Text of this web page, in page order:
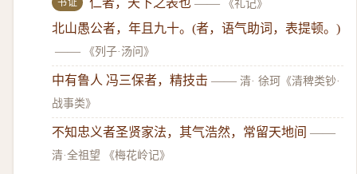
仁者，天下之表也 —— 《礼记》
北山愚公者，年且九十。(者，语气助词，表提顿。)
——
《列子·汤问》
中有鲁人 冯三保者，精技击 —— 清· 徐珂《清稗类钞·
战事类》
不知忠义者圣贤家法，其气浩然，常留天地间 ——
清·全祖望 《梅花岭记》